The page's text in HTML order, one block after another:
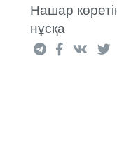
Нашар
нұсқа